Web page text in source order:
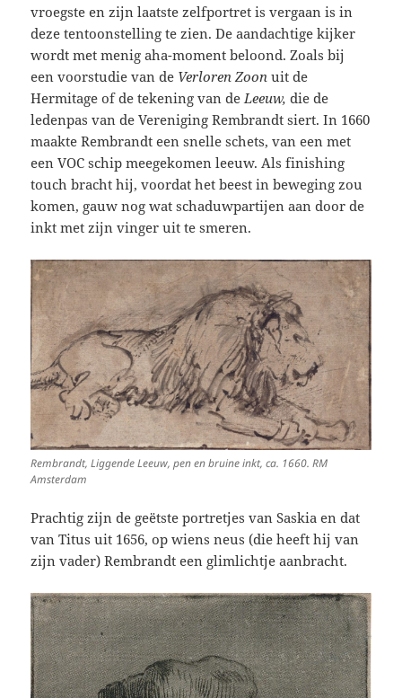
vroegste en zijn laatste zelfportret is vergaan is in
deze tentoonstelling te zien. De aandachtige kijker
wordt met menig aha-moment beloond. Zoals bij
een voorstudie van de Verloren Zoon uit de
Hermitage of de tekening van de Leeuw,die de
ledenpas van de Vereniging Rembrandt siert. In 1660
maakte Rembrandt een snelle schets, van een met
een VOC schip meegekomen leeuw. Als finishing
touch bracht hij, voordat het beest in beweging zou
komen, gauw nog wat schaduwpartijen aan door de
inkt met zijn vinger uit te smeren.
Rembrandt, Liggende Leeuw, pen en bruine inkt, ca. 1660. RM
Amsterdam
Prachtig zijn de geëtste portretjes van Saskia en dat
van Titus uit 1656, op wiens neus (die heeft hij van
zijn vader) Rembrandt een glimlichtje aanbracht.